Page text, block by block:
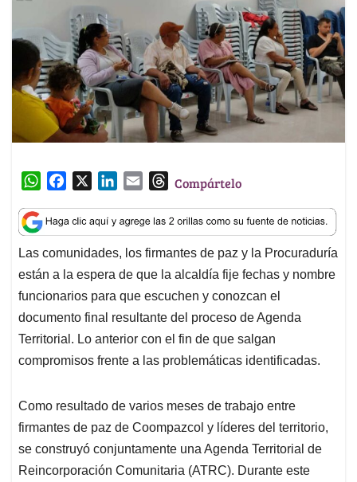
W
a
t
s
A
p
p
c
e
b
o
o
k
n
k
e
d
I
n
a
i
l
T
r
e
a
d
s
Compártelo
Las comunidades, los firmantes de paz y la Procuraduría
están a la espera de que la alcaldía fije fechas y nombre
funcionarios para que escuchen y conozcan el
documento final resultante del proceso de Agenda
Territorial. Lo anterior con el fin de que salgan
compromisos frente a las problemáticas identificadas.
Como resultado de varios meses de trabajo entre
firmantes de paz de Coompazcol y líderes del territorio,
se construyó conjuntamente una Agenda Territorial de
Reincorporación Comunitaria (ATRC). Durante este